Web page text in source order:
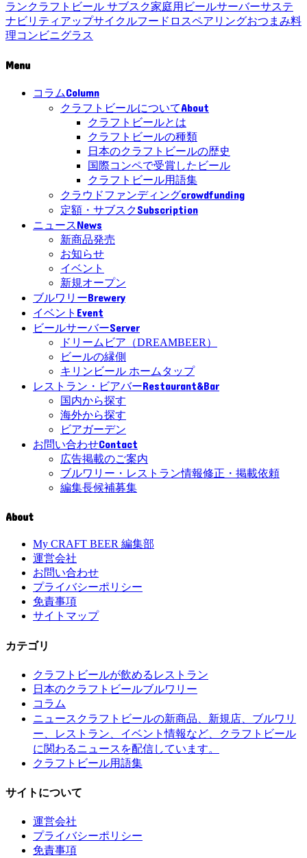
ランクラフトビール サブスク家庭用ビールサーバーサステ
ナビリティ アップサイクルフードロスペアリングおつまみ料
理コンビニグラス
Menu
コラムColumn
クラフトビールについてAbout
クラフトビールとは
クラフトビールの種類
日本のクラフトビールの歴史
国際コンペで受賞したビール
クラフトビール用語集
クラウドファンディングcrowdfunding
定額・サブスクSubscription
ニュースNews
新商品発売
お知らせ
イベント
新規オープン
ブルワリーBrewery
イベント Event
ビールサーバーServer
ドリームビア（DREAMBEER）
ビールの縁側
キリンビール ホームタップ
レストラン・ビアバーRestaurant&Bar
国内から探す
海外から探す
ビアガーデン
お問い合わせContact
広告掲載のご案内
ブルワリー・レストラン情報修正・掲載依頼
編集長候補募集
About
My CRAFT BEER 編集部
運営会社
お問い合わせ
プライバシーポリシー
免責事項
サイトマップ
カテゴリ
クラフトビールが飲めるレストラン
日本のクラフトビールブルワリー
コラム
ニュース クラフトビールの新商品、新規店、ブルワリ
ー、レストラン、イベント情報など、クラフトビール
に関わるニュースを配信しています。
クラフトビール用語集
サイトについて
運営会社
プライバシーポリシー
免責事項